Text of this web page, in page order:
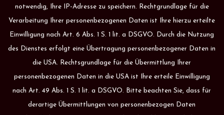
notwendig, Ihre IP-Adresse zu speichern. Rechtgrundlage für die
Verarbeitung Ihrer personenbezogenen Daten ist Ihre hierzu erteilte
Einwilligung nach Art. 6 Abs. 1 S. 1 lit. a DSGVO. Durch die Nutzung
des Dienstes erfolgt eine Übertragung personenbezogener Daten in
die USA. Rechtsgrundlage für die Übermittlung Ihrer
personenbezogenen Daten in die USA ist Ihre erteile Einwilligung
nach Art. 49 Abs. 1 S. 1 lit. a DSGVO. Bitte beachten Sie, dass für
derartige Übermittlungen von personenbezogen Daten